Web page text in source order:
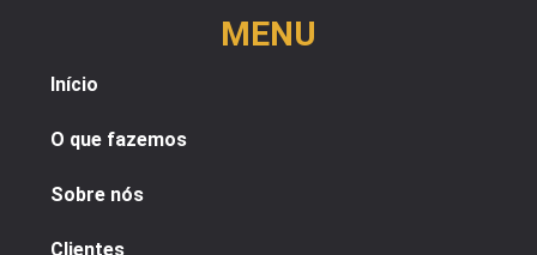
MENU
Início
O que fazemos
Sobre nós
Clientes